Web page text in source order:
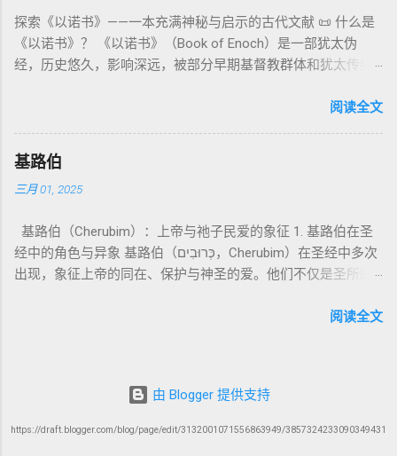
圣所，用血为圣所与百姓遮罪。 这是整卷《利未记》的神学中
心： 神愿意居住在人中间； 罪必须被遮盖才能维持这同在；
神主动提供遮罪之道（两个祭牲，特别是“为耶和华”的与“归于
亚撒泻勒”的）。 这预表...
的“深渊囚禁”叙事共振。 彼后2:4 用“ 他他路斯 （Tartarus）”指
天使囚禁之所，贴近以诺传统语境。 福音书/启示录 中的“ 人子
来临与天使同来、坐在荣耀宝座审判列国 ”（太24–25；启1、
观 ：以诺将“巨人之灵”为游行污灵的渊源学解释，补给了新约
驱魔叙事背后的“灵界词库”（可1、路8；亦参弗6:12“执政掌
权”）。 阴间与审判意象 ：Sheol 的分区、册卷与火刑等图像，
：以诺传统对压迫者的“祸哉”，与 雅各书 对不义富者的警告
（雅5）形成呼应。 ...
所 崇拜 的 神祇 出 20: 3 假 神/ 偶像（ gods） 3. 属 灵 存在
神 的 众 子、 天使、 神圣 议会 成员 诗 82: 1, 申 32: 8– 9
神圣 存在（ divine beings） 4. 法官 被 委托 施行 神 审判者 出
权 代表 受托 执行 神 旨意 的 人（ 如 摩西） 出 7: 1 神 的 代言
人（ divine proxy） 6. 强调 威严 复数 形式 强调 尊贵 超自然 的
显现 撒 上 28: 13 灵界 显现 或 尊称（ majestic plural） 三、
每一 类 的 代表 经文 解读 1. 真神 的 独 一 性（ 创世 记 1: 1） “
בְּרֵאשִׁית בָּרָא אֱלֹהִים...” “ 起初， 神（ Elohim） 创造 天地。” 尽
语法 结构 显示 这 是在 强调 一位 ...
探索《以诺书》——一本充满神秘与启示的古代文献 📜 什么是
《以诺书》？ 《以诺书》（Book of Enoch）是一部犹太伪
经，历史悠久，影响深远，被部分早期基督教群体和犹太传统
的曾祖父——的名义写成，包含大量关于天使、堕落、审判和弥
行，神将他取去，他就不在世了。” 这一神秘的记载激发了后世
关于以诺与神的关系、天国奥秘的丰富想象。《以诺书》便是
这种想象的结晶。 📖《以诺书》的主要内容 《以诺书》并非一
之书》（1 Enoch 1-36） 讲述堕落天使（守望者，Watchers）
如何违背神的命令，与人类女子结合，生下巨人（Nephilim）。
这些天使教授人类各种知识，如金属锻造、药草使用和占星
洪水洁净世界。 这一描述与《创世记 6:1-4》的“神的众子”相呼
子看见人的女子美貌，就随意挑选，娶来为妻。他们与女子交
合后，生下了伟人（Nephilim），那时候的伟人就是古时英武有
名的人。” 📜 犹太解读 ： 许多犹太文献（如《以诺书》、《死
阅读全文
基路伯
三月 01, 2025
基路伯（Cherubim）：上帝与祂子民爱的象征 1. 基路伯在圣
经中的角色与异象 基路伯（כְּרוּבִים，Cherubim）在圣经中多次
出现，象征上帝的同在、保护与神圣的爱。他们不仅是圣所的
护者 在《创世记》3:24中，基路伯首次出现，被安置在伊甸园
入伊甸园。这象征着罪的阻隔，也反映出人类与神分离后的失
落。 （2）会幕与圣殿中的基路伯 在《出埃及记》25:18-22，
阅读全文
由 Blogger 提供支持
https://draft.blogger.com/blog/page/edit/3132001071556863949/3857324233090349431